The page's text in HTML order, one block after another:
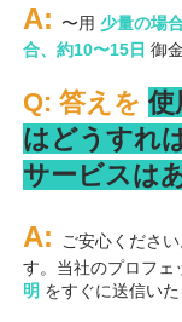
A: 〜用 少量の場
合、約10〜15日 御
Q: 答えを 使
はどうすれ
サービスは
A:
ご安心くださ
す。当社のプロフェ
明 をすぐに送信いた